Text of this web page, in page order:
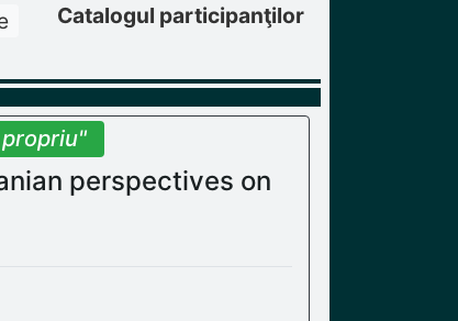
Catalogul participanţilor
perspectives on